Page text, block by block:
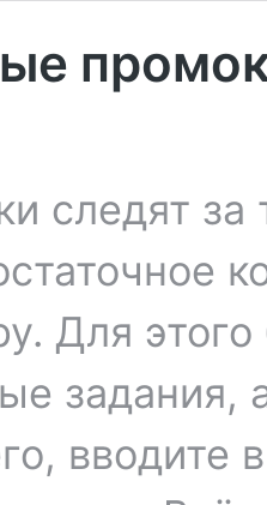
следят
Для
задания,
вводите